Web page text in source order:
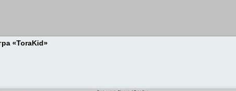
«ToraKid»